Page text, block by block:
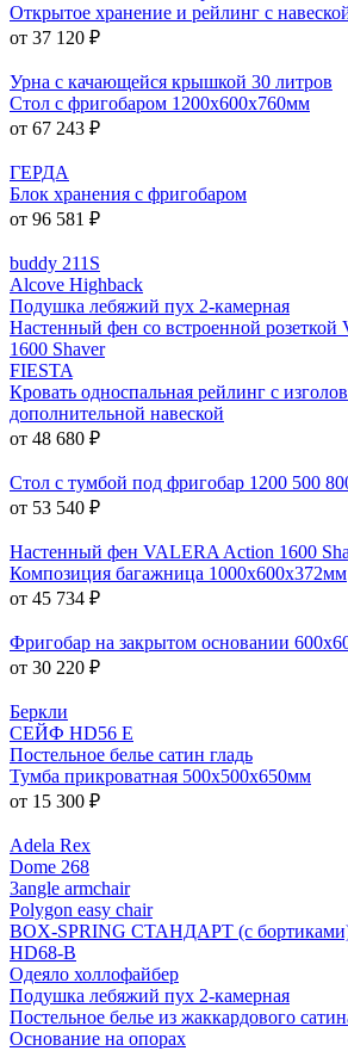
Открытое хранение и рейлинг с
от 37 120 ₽
Урна с качающейся крышкой 30 литров
Стол с фригобаром 1200х600х760мм
от 67 243 ₽
ГЕРДА
Блок хранения с фригобаром
от 96 581 ₽
buddy 211S
Alcove Highback
Подушка лебяжий пух 2-камерная
Настенный фен со встроенной розеткой
1600 Shaver
FIESTA
Кровать односпальная рейлинг с
дополнительной навеской
от 48 680 ₽
Стол с тумбой под фригобар 1200 500
от 53 540 ₽
Настенный фен VALERA Action 1600
Композиция багажница 1000х600х372мм
от 45 734 ₽
Фригобар на закрытом основании
от 30 220 ₽
Беркли
СЕЙФ HD56 E
Постельное белье сатин гладь
Тумба прикроватная 500x500x650мм
от 15 300 ₽
Adela Rex
Dome 268
3angle armchair
Polygon easy chair
BOX-SPRING СТАНДАРТ (с
HD68-B
Одеяло холлофайбер
Подушка лебяжий пух 2-камерная
Постельное белье из жаккардового
Основание на опорах